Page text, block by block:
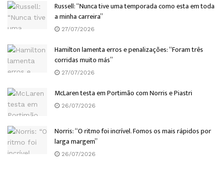
Russell: “Nunca tive uma temporada como esta em toda
a minha carreira”
27/07/2026
Hamilton lamenta erros e penalizações: “Foram três
corridas muito más”
27/07/2026
McLaren testa em Portimão com Norris e Piastri
26/07/2026
Norris: “O ritmo foi incrível. Fomos os mais rápidos por
larga margem”
26/07/2026